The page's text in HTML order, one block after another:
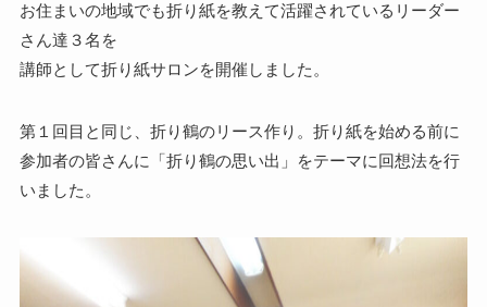
お住まいの地域でも折り紙を教えて活躍されているリーダー
さん達３名を
講師として折り紙サロンを開催しました。
第１回目と同じ、折り鶴のリース作り。折り紙を始める前に
参加者の皆さんに「折り鶴の思い出」をテーマに回想法を行
いました。